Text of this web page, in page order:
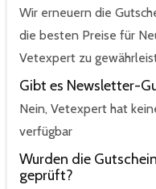
Wir erneuern die
die besten Preise für
Vetexpert zu
Gibt es Newsletter-
Nein, Vetexpert hat
verfügbar
Wurden die
geprüft?